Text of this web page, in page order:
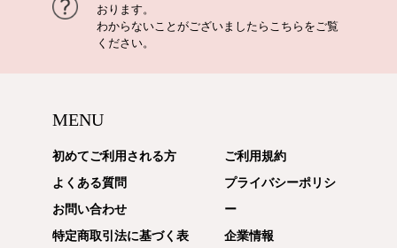
おります。
わからないことがございましたら こちら をご覧
ください。
MENU
初めてご利用される方
よくある質問
お問い合わせ
特定商取引法に基づく表
ご利用規約
プライバシーポリシ
ー
企業情報